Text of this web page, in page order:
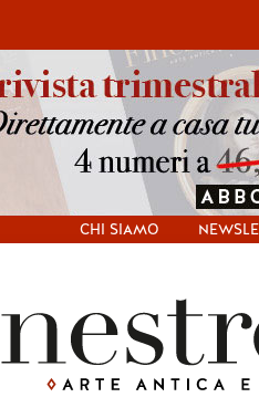
CHI SIAMO